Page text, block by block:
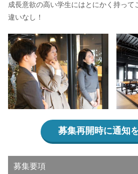
成長意欲の高い学生にはとにかく持って
違いなし！
募集再開時に通知
募集要項